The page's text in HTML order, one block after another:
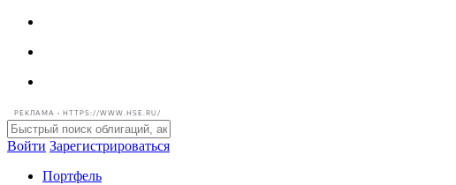
РЕКЛАМА • HTTPS://WWW.HSE.RU/
Войти Зарегистрироваться
Портфель